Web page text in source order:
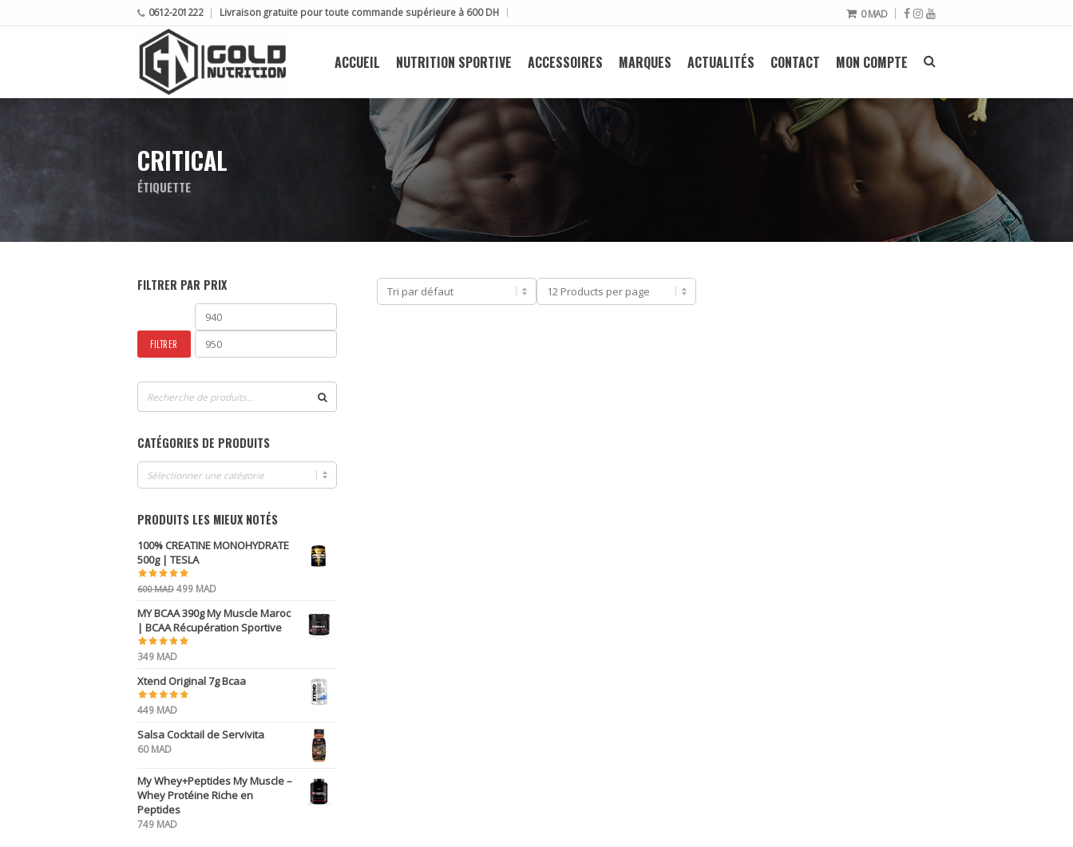
0612-201222 Livraison gratuite pour toute commande supérieure à 600 DH 0MAD
ACCUEIL NUTRITION SPORTIVE ACCESSOIRES MARQUES ACTUALITÉS CONTACT MON COMPTE
CRITICAL
ÉTIQUETTE
FILTRER PAR PRIX
Prix
min
FILTRER
Recherche
pour :
CATÉGORIES DE PRODUITS
PRODUITS LES MIEUX NOTÉS
100% CREATINE MONOHYDRATE
500g | TESLA
600MAD Le
initial
était :
600 MAD.
499 MADLe
actuel
est :
MY BCAA 390g My Muscle Maroc
| BCAA Récupération Sportive
349 MAD
Xtend Original 7g Bcaa
449 MAD
Salsa Cocktail de Servivita
60MAD
My Whey+Peptides My Muscle –
Whey Protéine Riche en
Peptides
749 MAD